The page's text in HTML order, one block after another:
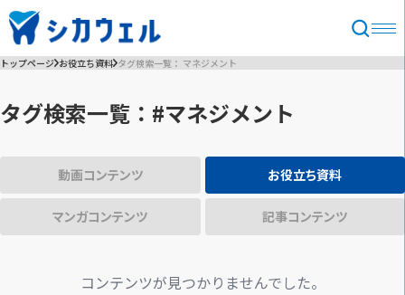
トップページ お役立ち資料 タグ検索一覧： マネジメント
タグ検索一覧：#マネジメント
動画コンテンツ お役立ち資料
マンガコンテンツ 記事コンテンツ
コンテンツが見つかりませんでした。